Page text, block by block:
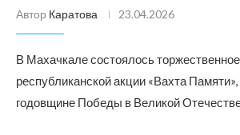
Автор Каратова 23.04.2026
В Махачкале состоялось
республиканской акции «Вахта
годовщине Победы в Великой